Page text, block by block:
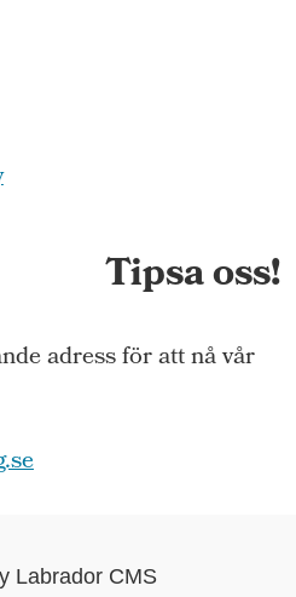
Tipsa oss!
adress för att nå vår
Labrador CMS